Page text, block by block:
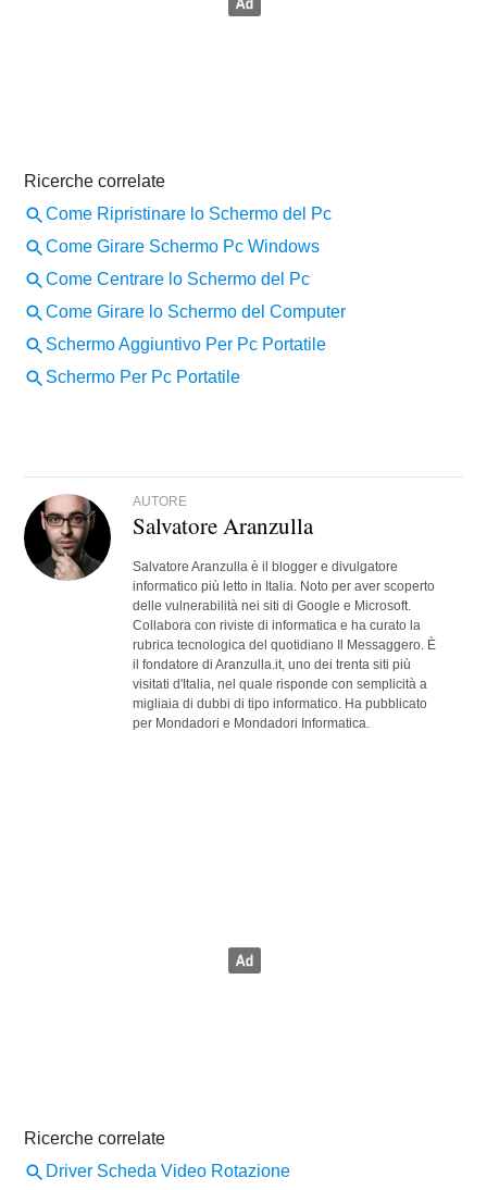
AUTORE
Salvatore Aranzulla
Salvatore Aranzulla è il blogger e divulgatore
informatico più letto in Italia. Noto per aver scoperto
delle vulnerabilità nei siti di Google e Microsoft.
Collabora con riviste di informatica e ha curato la
rubrica tecnologica del quotidiano Il Messaggero. È
il fondatore di Aranzulla.it, uno dei trenta siti più
visitati d'Italia, nel quale risponde con semplicità a
migliaia di dubbi di tipo informatico. Ha pubblicato
per Mondadori e Mondadori Informatica.